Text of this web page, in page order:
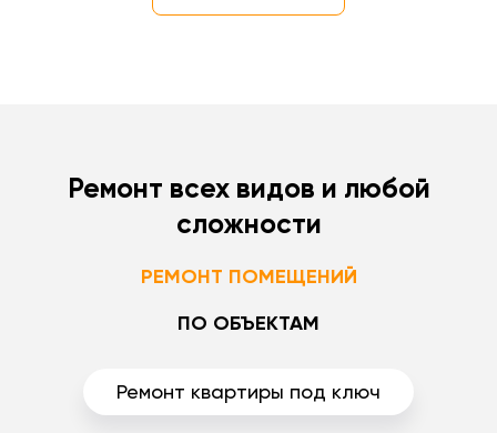
Ремонт всех видов и любой
сложности
РЕМОНТ ПОМЕЩЕНИЙ
ПО ОБЪЕКТАМ
Ремонт квартиры под ключ